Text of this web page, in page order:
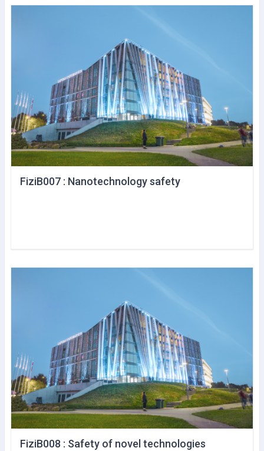
FiziB007 : Nanotechnology safety
FiziB008 : Safety of novel technologies